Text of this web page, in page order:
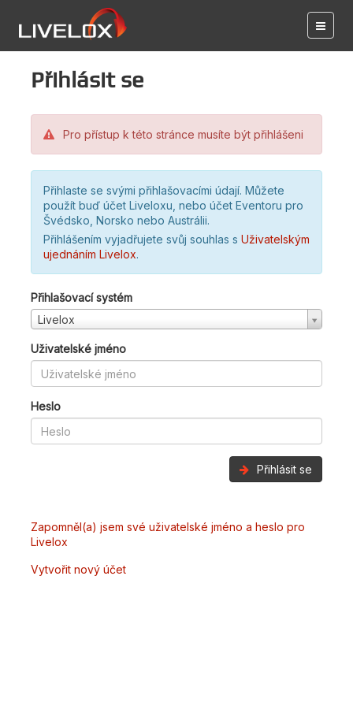
Přihlásit se
Pro přístup k této stránce musíte být přihlášeni
Přihlaste se svými přihlašovacími údají. Můžete
použít buď účet Liveloxu, nebo účet Eventoru pro
Švédsko, Norsko nebo Austrálii.
Přihlášením vyjadřujete svůj souhlas s Uživatelským
ujednáním Livelox.
Přihlašovací systém
Livelox
Uživatelské jméno
Heslo
Přihlásit se
Zapomněl(a) jsem své uživatelské jméno a heslo pro
Livelox
Vytvořit nový účet